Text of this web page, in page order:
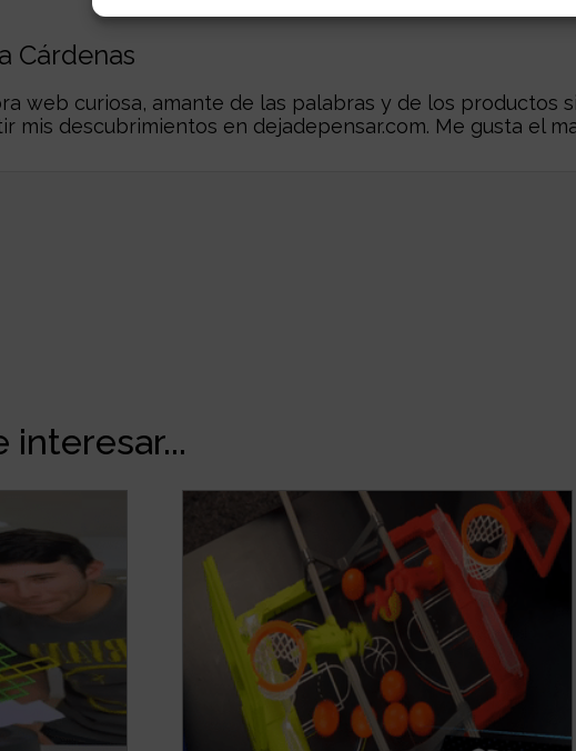
Cárdenas
web curiosa, amante de las palabras y de los productos
mis descubrimientos en dejadepensar.com. Me gusta el
interesar...